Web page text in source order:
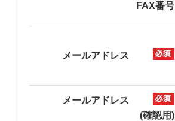
FAX番号
メールアドレス
メールアドレス
(確認用)